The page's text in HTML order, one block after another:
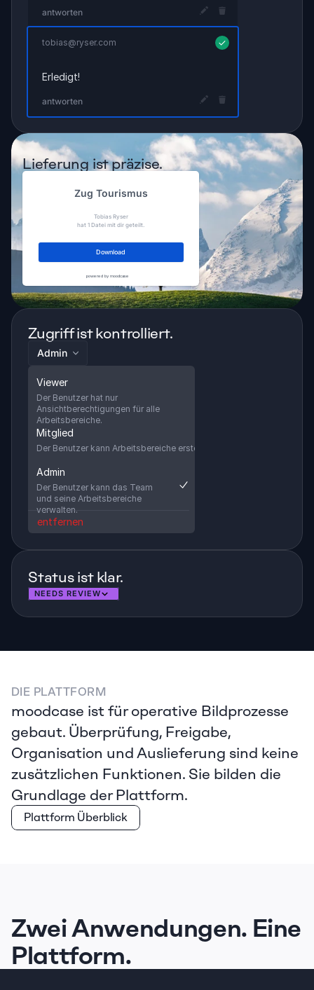
Lieferung ist präzise.
Zug Tourismus
Tobias Ryser
hat 1 Datei mit dir geteilt.
Download
powered by moodcase
Status ist klar.
NEEDS REVIEW
Zugriff ist kontrolliert.
Admin
Viewer
Der Benutzer hat nur
Ansichtberechtigungen für alle
Arbeitsbereiche.
Mitglied
Der Benutzer kann Arbeitsbereiche erstellen.
Admin
Der Benutzer kann das Team
und seine Arbeitsbereiche
verwalten.
entfernen
antworten
tobias@ryser.com
Erledigt!
antworten
DIE PLATTFORM
moodcase ist für operative Bildprozesse
gebaut. Überprüfung, Freigabe,
Organisation und Auslieferung sind keine
zusätzlichen Funktionen. Sie bilden die
Grundlage der Plattform.
Plattform Überblick
Zwei Anwendungen. Eine
Plattform.